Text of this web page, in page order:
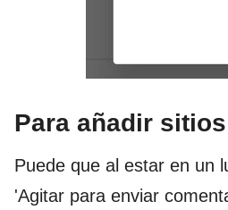
Para añadir
Puede que al estar en un
'Agitar para enviar